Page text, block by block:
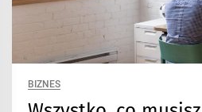
BIZNES